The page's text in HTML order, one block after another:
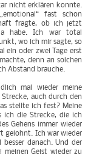
nicht erklären konnte.
fast schon
fragte, ob ich jetzt
habe. Ich war total
wo ich mir sagte, so
ein oder zwei Tage erst
denn an solchen
Abstand brauche.
mal wieder meine
auch durch den
stellte ich fest? Meine
ich die Strecke, die ich
Gehens immer wieder
gelohnt. Ich war wieder
danach. Und der
Geist wieder zu